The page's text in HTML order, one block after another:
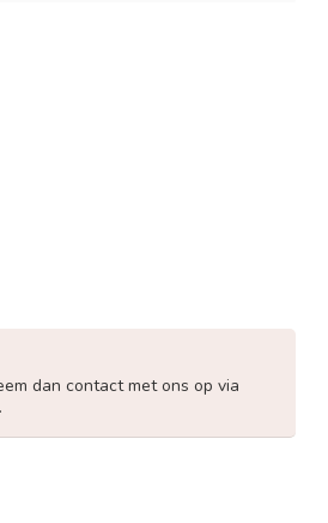
dan contact met ons op via
.